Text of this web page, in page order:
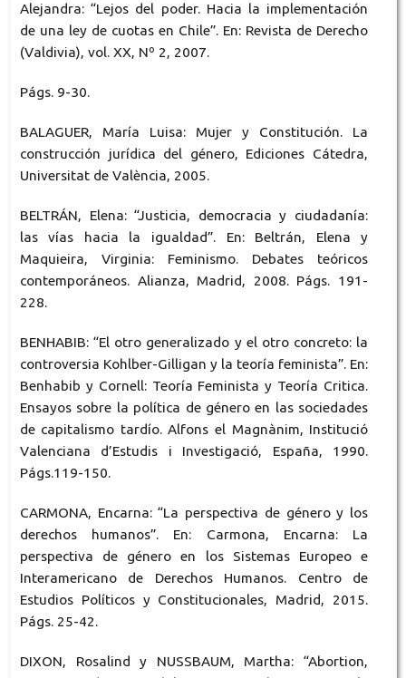
Alejandra: “Lejos del poder. Hacia la implementación
de una ley de cuotas en Chile”. En: Revista de Derecho
(Valdivia), vol. XX, Nº 2, 2007.
Págs. 9-30.
BALAGUER, María Luisa: Mujer y Constitución. La
construcción jurídica del género, Ediciones Cátedra,
Universitat de València, 2005.
BELTRÁN, Elena: “Justicia, democracia y ciudadanía:
las vías hacia la igualdad”. En: Beltrán, Elena y
Maquieira, Virginia: Feminismo. Debates teóricos
contemporáneos. Alianza, Madrid, 2008. Págs. 191-
228.
BENHABIB: “El otro generalizado y el otro concreto: la
controversia Kohlber-Gilligan y la teoría feminista”. En:
Benhabib y Cornell: Teoría Feminista y Teoría Critica.
Ensayos sobre la política de género en las sociedades
de capitalismo tardío. Alfons el Magnànim, Institució
Valenciana d’Estudis i Investigació, España, 1990.
Págs.119-150.
CARMONA, Encarna: “La perspectiva de género y los
derechos humanos”. En: Carmona, Encarna: La
perspectiva de género en los Sistemas Europeo e
Interamericano de Derechos Humanos. Centro de
Estudios Políticos y Constitucionales, Madrid, 2015.
Págs. 25-42.
DIXON, Rosalind y NUSSBAUM, Martha: “Abortion,